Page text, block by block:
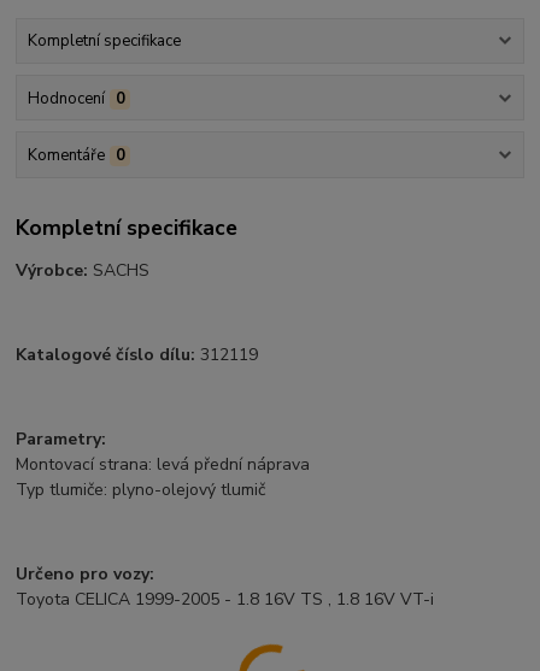
Kompletní specifikace
Hodnocení 0
Komentáře 0
Kompletní specifikace
Výrobce: SACHS
Katalogové číslo dílu: 312119
Parametry:
Montovací strana: levá přední náprava
Typ tlumiče: plyno-olejový tlumič
Určeno pro vozy:
Toyota CELICA 1999-2005 - 1.8 16V TS , 1.8 16V VT-i